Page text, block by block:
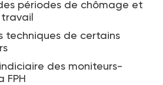
périodes de chômage et
techniques de certains
des moniteurs-
FPH